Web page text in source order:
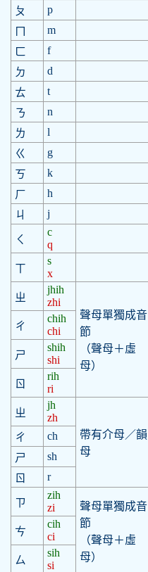
ㄆ
p
ㄇ
m
ㄈ
f
ㄉ
d
ㄊ
t
ㄋ
n
ㄌ
l
ㄍ
g
ㄎ
k
ㄏ
h
ㄐ
j
ㄑ
c
q
ㄒ
s
x
ㄓ
jhih
zhi
聲母單獨成音
節
（聲母＋虛
母）
ㄔ
chih
chi
ㄕ
shih
shi
ㄖ
rih
ri
ㄓ
jh
zh
帶有介母／韻
母
ㄔ
ch
ㄕ
sh
ㄖ
r
ㄗ
zih
zi
聲母單獨成音
節
（聲母＋虛
母）
ㄘ
cih
ci
ㄙ
sih
si